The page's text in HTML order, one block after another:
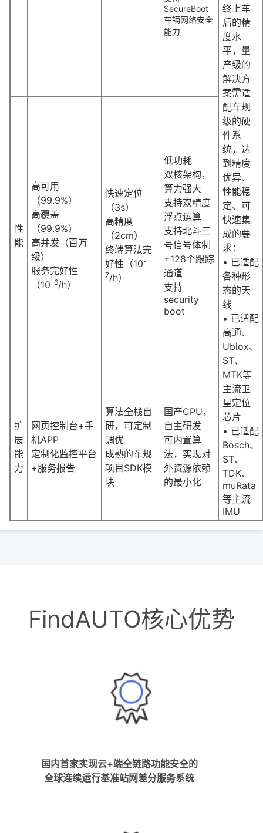
SecureBoot
车辆网络安全
能力
终上车
后的精
度水
平，量
产级的
解决方
案需适
配车规
级的硬
件系
统，达
到精度
优异、
性能稳
定、可
快速集
成的要
求：
• 已适配
各种形
态的天
线
• 已适配
高通、
Ublox、
ST、
MTK等
主流卫
星定位
芯片
• 已适配
Bosch、
ST、
TDK、
muRata
等主流
IMU
性
能
高可用
（99.9%）
高覆盖
（99.9%）
高并发（百万
级）
服务完好性
（10-6/h）
快速定位
（3s）
高精度
（2cm）
终端算法完
好性（10-
7/h）
低功耗
双核架构，
算力强大
支持双精度
浮点运算
支持北斗三
号信号体制
+128个跟踪
通道
支持
security
boot
扩
展
能
力
网页控制台+手
机APP
定制化监控平台
+服务报告
算法全栈自
研，可定制
调优
成熟的车规
项目SDK模
块
国产CPU，
自主研发
可内置算
法，实现对
外资源依赖
的最小化
FindAUTO核心优势
国内首家实现云+端全链路功能安全的
全球连续运行基准站网差分服务系统